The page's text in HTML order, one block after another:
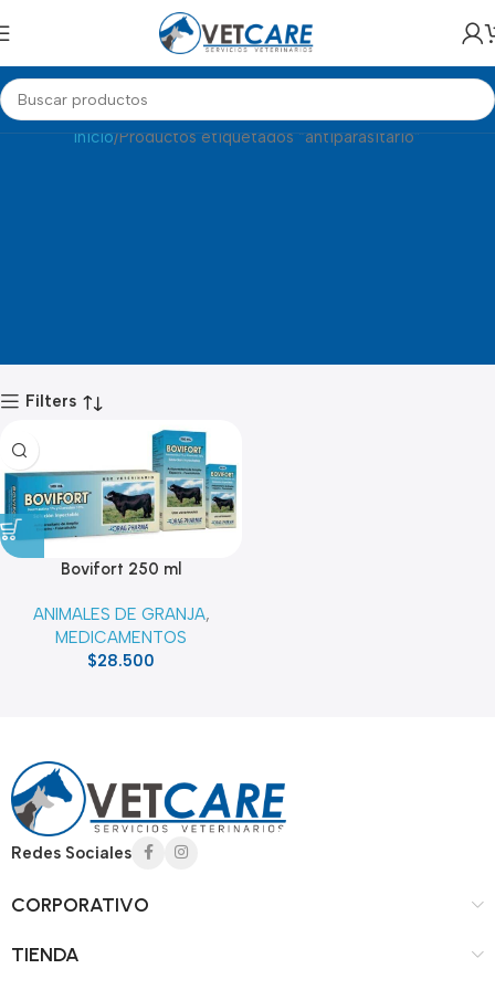
ANTIPARASITARIO
Inicio Productos etiquetados “antiparasitario”
Filters
Bovifort 250 ml
ANIMALES DE GRANJA,
MEDICAMENTOS
$28.500
Redes Sociales
CORPORATIVO
TIENDA